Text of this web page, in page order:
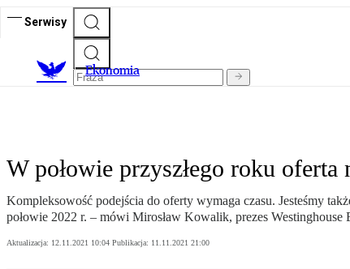
Serwisy
Ekonomia
W połowie przyszłego roku
Kompleksowość podejścia do oferty wymaga czasu. Jesteśmy
połowie 2022 r. – mówi Mirosław Kowalik, prezes Westinghouse
Aktualizacja: 12.11.2021 10:04 Publikacja: 11.11.2021 21:00